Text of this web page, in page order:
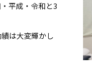
平成・令和と3
は大変輝かし